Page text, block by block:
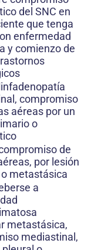
del SNC en
que tenga
enfermedad
y comienzo de
compromiso
aéreas por un
o
de
por lesión
metastásica
a
metastásica,
mediastinal,